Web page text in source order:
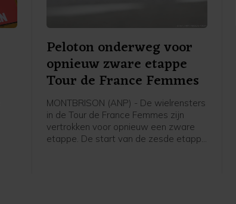
Peloton onderweg voor
opnieuw zware etappe
Tour de France Femmes
MONTBRISON (ANP) - De wielrensters
in de Tour de France Femmes zijn
vertrokken voor opnieuw een zware
etappe. De start van de zesde etappe